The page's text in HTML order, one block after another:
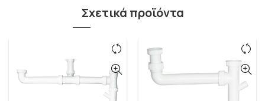
Σχετικά προϊόντα